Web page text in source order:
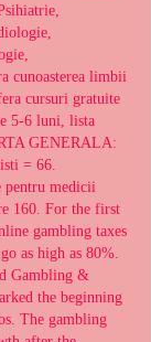
cunoasterea limbii
cursuri gratuite
5-6 luni, lista
GENERALA:
= 66.
medicii
160. For the first
gambling taxes
as high as 80%.
Gambling &
the beginning
The gambling